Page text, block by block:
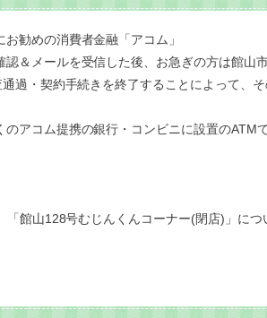
勧めの消費者金融「アコム」
＆メールを受信した後、お急ぎの方は館山
過・契約手続きを終了することによって、
アコム提携の銀行・コンビニに設置のATM
館山128号むじんくんコーナー(閉店)」につ